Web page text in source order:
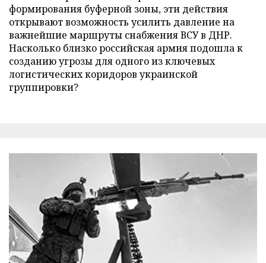
формирования буферной зоны, эти действия
открывают возможность усилить давление на
важнейшие маршруты снабжения ВСУ в ДНР.
Насколько близко российская армия подошла к
созданию угрозы для одного из ключевых
логистических коридоров украинской
группировки?